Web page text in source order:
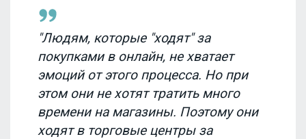
"Людям, которые "ходят" за
покупками в онлайн, не хватает
эмоций от этого процесса. Но при
этом они не хотят тратить много
времени на магазины. Поэтому они
ходят в торговые центры за